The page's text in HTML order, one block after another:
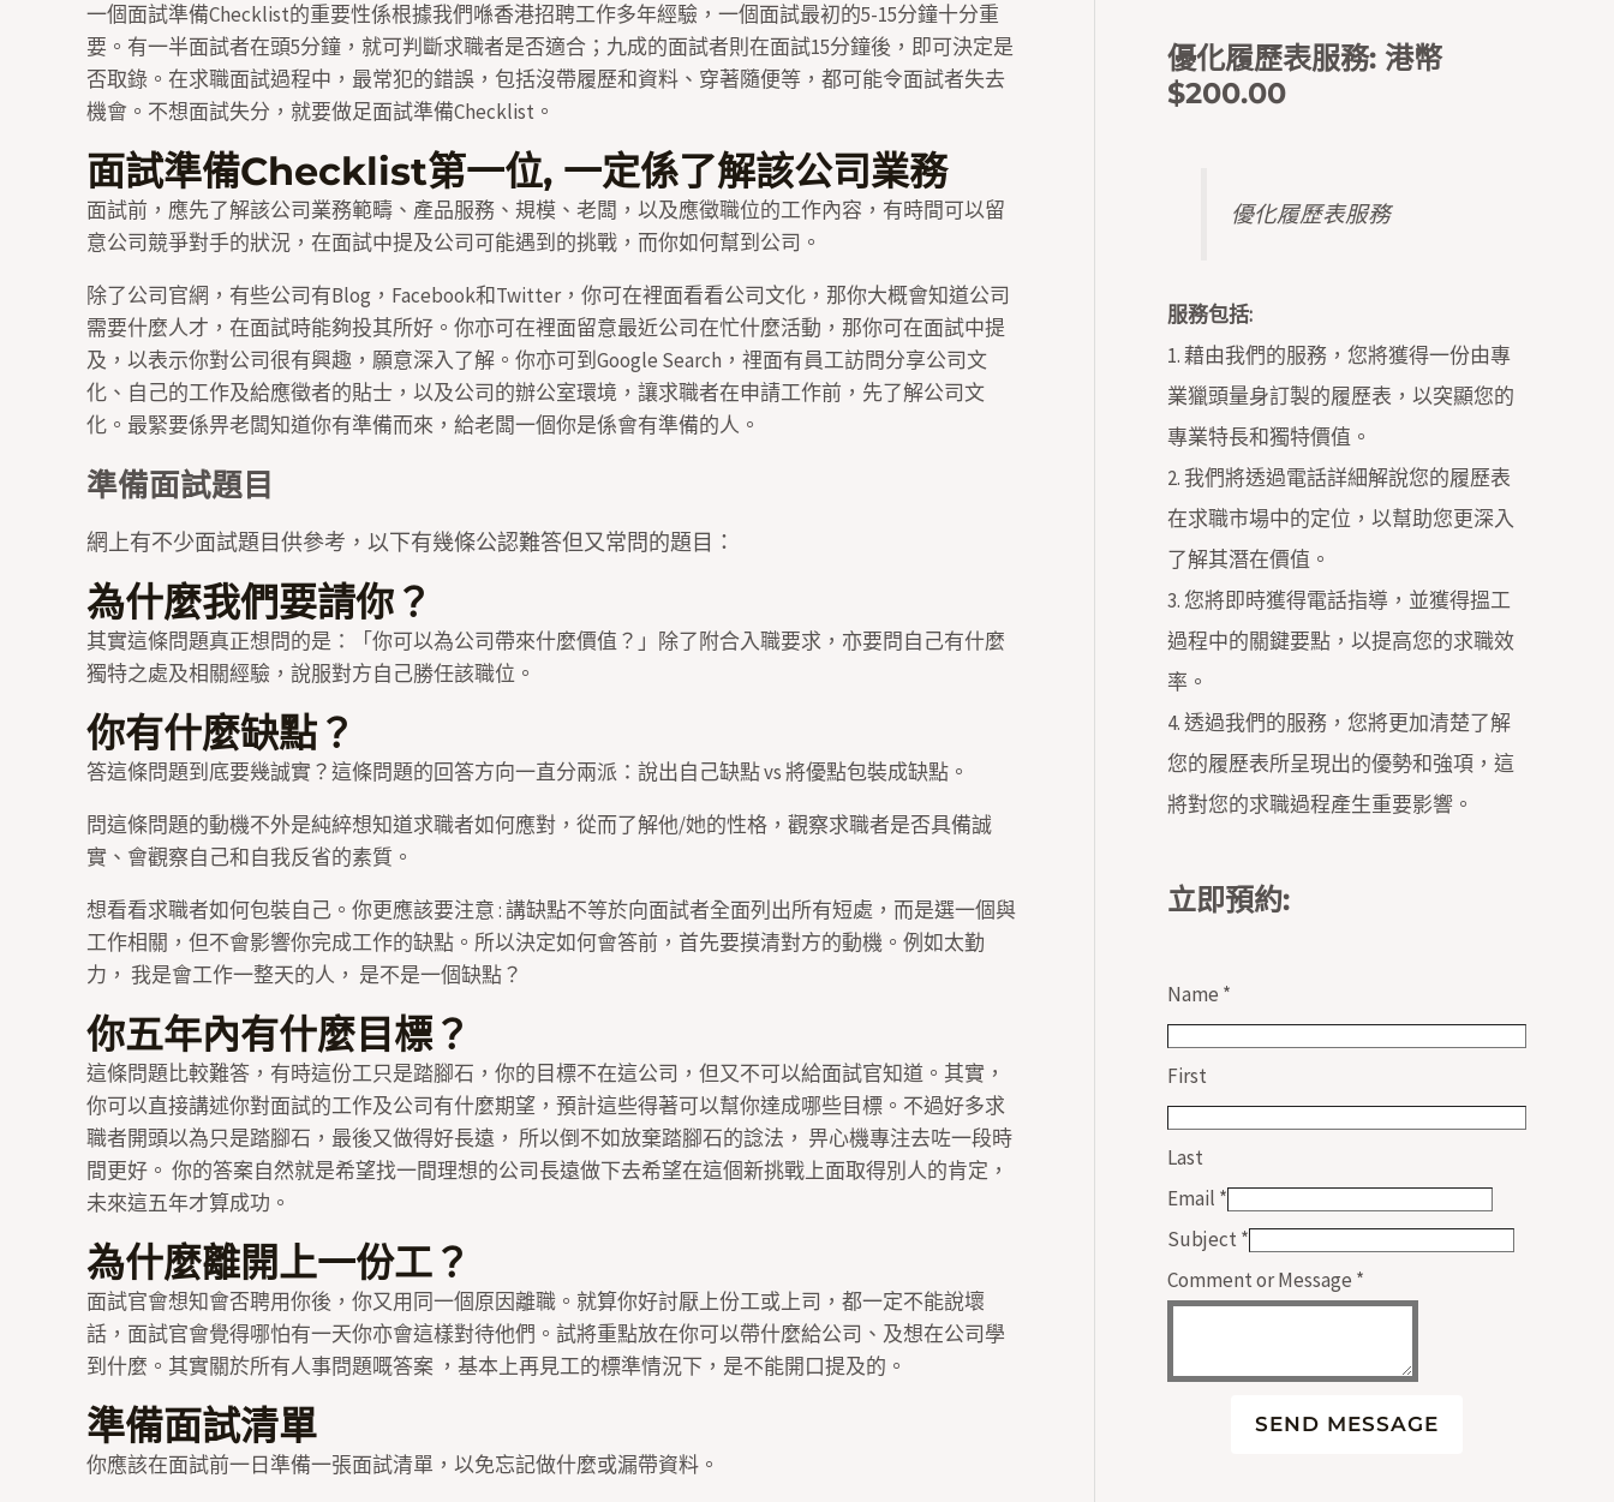
一個面試準備Checklist的重要性係根據我們喺香港招聘工作多年經驗，一個面試最初的5-15分鐘十分重
要。有一半面試者在頭5分鐘，就可判斷求職者是否適合；九成的面試者則在面試15分鐘後，即可決定是
否取錄。在求職面試過程中，最常犯的錯誤，包括沒帶履歷和資料、穿著隨便等，都可能令面試者失去
機會。不想面試失分，就要做足面試準備Checklist。
面試準備Checklist第一位, 一定係了解該公司業務
面試前，應先了解該公司業務範疇、產品服務、規模、老闆，以及應徵職位的工作內容，有時間可以留
意公司競爭對手的狀況，在面試中提及公司可能遇到的挑戰，而你如何幫到公司。
除了公司官網，有些公司有Blog，Facebook和Twitter，你可在裡面看看公司文化，那你大概會知道公司
需要什麼人才，在面試時能夠投其所好。你亦可在裡面留意最近公司在忙什麼活動，那你可在面試中提
及，以表示你對公司很有興趣，願意深入了解。你亦可到Google Search ，𥚃面有員工訪問分享公司文
化、自己的工作及給應徵者的貼士，以及公司的辦公室環境，讓求職者在申請工作前，先了解公司文
化。最緊要係畀老闆知道你有準備而來，給老闆一個你是係會有準備的人。
準備面試題目
網上有不少面試題目供參考，以下有幾條公認難答但又常問的題目：
為什麼我們要請你？
其實這條問題真正想問的是：「你可以為公司帶來什麼價值？」除了附合入職要求，亦要問自己有什麼
獨特之處及相關經驗，說服對方自己勝任該職位。
你有什麼缺點？
答這條問題到底要幾誠實？這條問題的回答方向一直分兩派：說出自己缺點 vs 將優點包裝成缺點。
問這條問題的動機不外是純綷想知道求職者如何應對，從而了解他/她的性格，觀察求職者是否具備誠
實、會觀察自己和自我反省的素質。
想看看求職者如何包裝自己。你更應該要注意 : 講缺點不等於向面試者全面列出所有短處，而是選一個與
工作相關，但不會影響你完成工作的缺點。所以決定如何會答前，首先要摸清對方的動機。例如太勤
力， 我是會工作一整天的人， 是不是一個缺點？
你五年內有什麼目標？
這條問題比較難答，有時這份工只是踏腳石，你的目標不在這公司，但又不可以給面試官知道。其實，
你可以直接講述你對面試的工作及公司有什麼期望，預計這些得著可以幫你達成哪些目標。不過好多求
職者開頭以為只是踏腳石，最後又做得好長遠， 所以倒不如放棄踏腳石的諗法， 畀心機專注去咗一段時
間更好。 你的答案自然就是希望找一間理想的公司長遠做下去希望在這個新挑戰上面取得別人的肯定，
未來這五年才算成功。
為什麼離開上一份工？
面試官會想知會否聘用你後，你又用同一個原因離職。就算你好討厭上份工或上司，都一定不能說壞
話，面試官會覺得哪怕有一天你亦會這樣對待他們。試將重點放在你可以帶什麼給公司、及想在公司學
到什麼。其實關於所有人事問題嘅答案 ，基本上再見工的標準情況下，是不能開口提及的。
準備面試清單
你應該在面試前一日準備一張面試清單，以免忘記做什麼或漏帶資料。
優化履歷表服務: 港幣
$200.00
優化履歷表服務
服務包括:
1. 藉由我們的服務，您將獲得一份由專
業獵頭量身訂製的履歷表，以突顯您的
專業特長和獨特價值。
2. 我們將透過電話詳細解說您的履歷表
在求職市場中的定位，以幫助您更深入
了解其潛在價值。
3. 您將即時獲得電話指導，並獲得搵工
過程中的關鍵要點，以提高您的求職效
率。
4. 透過我們的服務，您將更加清楚了解
您的履歷表所呈現出的優勢和強項，這
將對您的求職過程產生重要影響。
立即預約:
Name *
First
Last
Email *
Subject *
Comment or Message *
SEND MESSAGE